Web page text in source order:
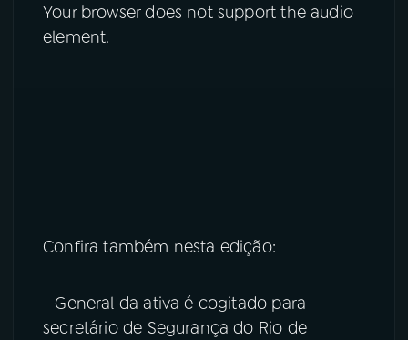
Your browser does not support the audio
element.
Confira também nesta edição:
- General da ativa é cogitado para
secretário de Segurança do Rio de